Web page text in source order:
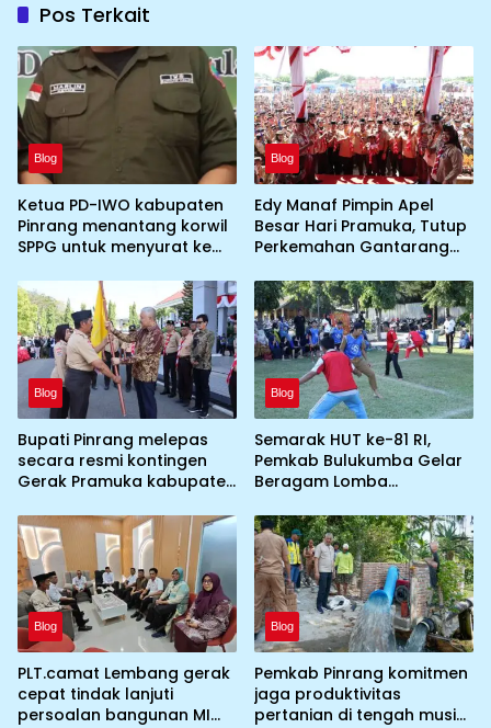
Pos Terkait
Blog
Ketua PD-IWO kabupaten
Pinrang menantang korwil
SPPG untuk menyurat ke
yang tidak memenuhi
syarat standar dan
persyaratan teknis
Blog
Edy Manaf Pimpin Apel
Besar Hari Pramuka, Tutup
Perkemahan Gantarang
Jamnas XII 2026
Blog
Bupati Pinrang melepas
secara resmi kontingen
Gerak Pramuka kabupaten
Nasional ke XII kebumi
perkemahan Cibubur
Blog
Semarak HUT ke-81 RI,
Pemkab Bulukumba Gelar
Beragam Lomba
Olahraga
Blog
PLT.camat Lembang gerak
cepat tindak lanjuti
persoalan bangunan MI
Blog
Pemkab Pinrang komitmen
jaga produktivitas
pertanian di tengah musim